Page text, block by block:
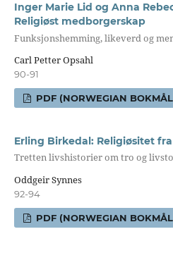
Inger Marie Lid og Anna
Religiøst medborgerskap
Funksjonshemming, likeverd og
Carl Petter Opsahl
90-91
PDF (NORWEGIAN
Erling Birkedal: Religiøsitet
Tretten livshistorier om tro og
Oddgeir Synnes
92-94
PDF (NORWEGIAN